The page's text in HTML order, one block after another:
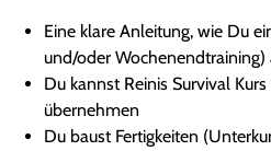
Eine klare Anleitung, wie Du
und/oder Wochenendtraining)
Du kannst Reinis Survival
übernehmen
Du baust Fertigkeiten